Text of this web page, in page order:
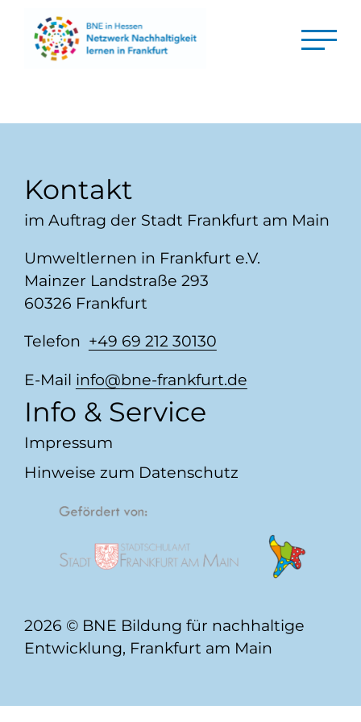
Kontakt
im Auftrag der Stadt Frankfurt am Main
Umweltlernen in Frankfurt e.V.
Mainzer Landstraße 293
60326 Frankfurt
Telefon +49 69 212 30130
E-Mail info ​bne-frankfurt.de
Info & Service
Impressum
Hinweise zum Datenschutz
2026 © BNE Bildung für nachhaltige
Entwicklung, Frankfurt am Main